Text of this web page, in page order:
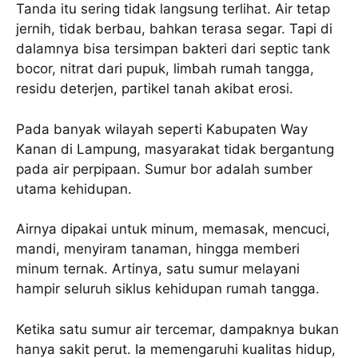
Tanda itu sering tidak langsung terlihat. Air tetap
jernih, tidak berbau, bahkan terasa segar. Tapi di
dalamnya bisa tersimpan bakteri dari septic tank
bocor, nitrat dari pupuk, limbah rumah tangga,
residu deterjen, partikel tanah akibat erosi.
Pada banyak wilayah seperti Kabupaten Way
Kanan di Lampung, masyarakat tidak bergantung
pada air perpipaan. Sumur bor adalah sumber
utama kehidupan.
Airnya dipakai untuk minum, memasak, mencuci,
mandi, menyiram tanaman, hingga memberi
minum ternak. Artinya, satu sumur melayani
hampir seluruh siklus kehidupan rumah tangga.
Ketika satu sumur air tercemar, dampaknya bukan
hanya sakit perut. Ia memengaruhi kualitas hidup,